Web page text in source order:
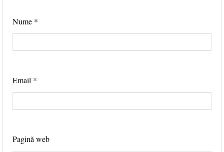
Nume *
Email *
Pagină web